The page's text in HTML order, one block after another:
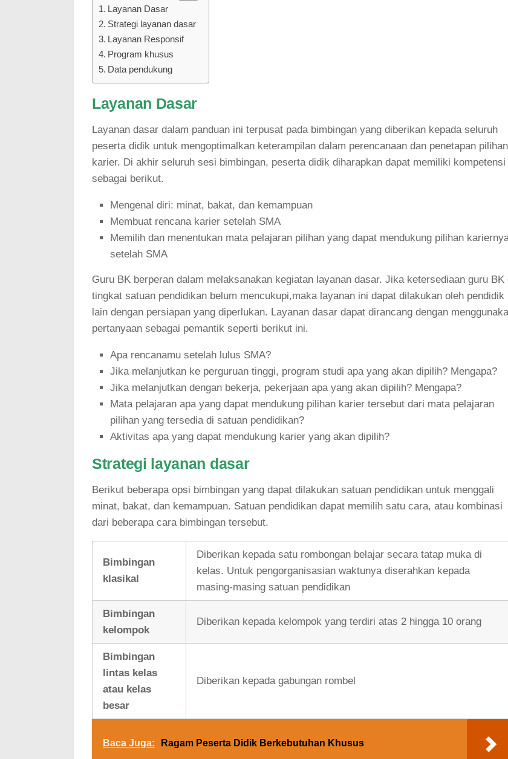
Layanan Dasar
Strategi layanan dasar
Layanan Responsif
Program khusus
Data pendukung
Layanan Dasar
Layanan dasar dalam panduan ini terpusat pada bimbingan yang diberikan kepada seluruh
peserta didik untuk mengoptimalkan keterampilan dalam perencanaan dan penetapan pilihan
karier. Di akhir seluruh sesi bimbingan, peserta didik diharapkan dapat memiliki kompetensi
sebagai berikut.
Mengenal diri: minat, bakat, dan kemampuan
Membuat rencana karier setelah SMA
Memilih dan menentukan mata pelajaran pilihan yang dapat mendukung pilihan
setelah SMA
Guru BK berperan dalam melaksanakan kegiatan layanan dasar. Jika ketersediaan guru BK
tingkat satuan pendidikan belum mencukupi,maka layanan ini dapat dilakukan oleh pendidik
lain dengan persiapan yang diperlukan. Layanan dasar dapat dirancang dengan
pertanyaan sebagai pemantik seperti berikut ini.
Apa rencanamu setelah lulus SMA?
Jika melanjutkan ke perguruan tinggi, program studi apa yang akan dipilih? Mengapa?
Jika melanjutkan dengan bekerja, pekerjaan apa yang akan dipilih? Mengapa?
Mata pelajaran apa yang dapat mendukung pilihan karier tersebut dari mata pelajaran
pilihan yang tersedia di satuan pendidikan?
Aktivitas apa yang dapat mendukung karier yang akan dipilih?
Strategi layanan dasar
Berikut beberapa opsi bimbingan yang dapat dilakukan satuan pendidikan untuk menggali
minat, bakat, dan kemampuan. Satuan pendidikan dapat memilih satu cara, atau kombinasi
dari beberapa cara bimbingan tersebut.
Bimbingan
klasikal
Diberikan kepada satu rombongan belajar secara tatap muka di
kelas. Untuk pengorganisasian waktunya diserahkan kepada
masing-masing satuan pendidikan
Bimbingan
kelompok
Diberikan kepada kelompok yang terdiri atas 2 hingga 10 orang
Bimbingan
lintas kelas
atau kelas
besar
Diberikan kepada gabungan rombel
Baca Juga: Ragam Peserta Didik Berkebutuhan Khusus